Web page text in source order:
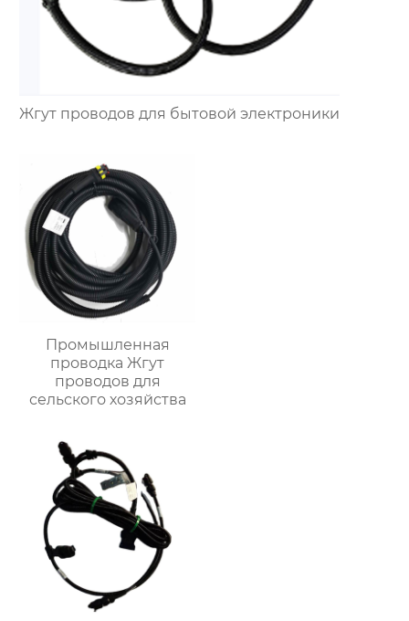
Жгут проводов для бытовой электроники
Промышленная
проводка Жгут
проводов для
сельского хозяйства